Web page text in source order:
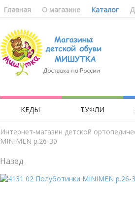
Главная О магазине Каталог
КЕДЫ ТУФЛИ
Интернет-магазин детской
MINIMEN р.26-30
Назад